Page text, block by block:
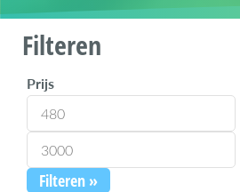
Filteren
Prijs
Filteren »